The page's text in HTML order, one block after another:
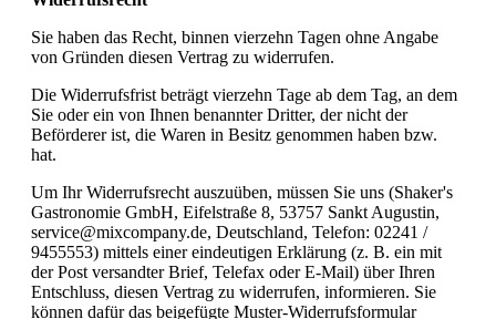
Sie haben das Recht, binnen vierzehn Tagen ohne Angabe
von Gründen diesen Vertrag zu widerrufen.
Die Widerrufsfrist beträgt vierzehn Tage ab dem Tag, an dem
Sie oder ein von Ihnen benannter Dritter, der nicht der
Beförderer ist, die Waren in Besitz genommen haben bzw.
hat.
Um Ihr Widerrufsrecht auszuüben, müssen Sie uns (Shaker's
Gastronomie GmbH, Eifelstraße 8, 53757 Sankt Augustin,
service@mixcompany.de, Deutschland, Telefon: 02241 /
9455553) mittels einer eindeutigen Erklärung (z. B. ein mit
der Post versandter Brief, Telefax oder E-Mail) über Ihren
Entschluss, diesen Vertrag zu widerrufen, informieren. Sie
können dafür das beigefügte Muster-Widerrufsformular